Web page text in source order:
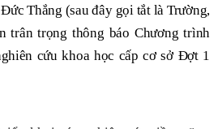
Thắng (sau đây gọi tắt là Trường,
trân trọng thông báo Chương trình
cứu khoa học cấp cơ sở Đợt 1